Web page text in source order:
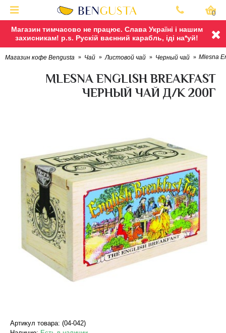
Магазин тимчасово не працює. Слава Україні і нашим
захисникам! p.s. Рускій ваєнний карабль, іді на*уй!
0
Магазин кофе Bengusta Чай Листовой чай Черный чай Mlesna
MLESNA ENGLISH BREAKFAST
ЧЕРНЫЙ ЧАЙ Д/К 200Г
Артикул товара: (04-042)